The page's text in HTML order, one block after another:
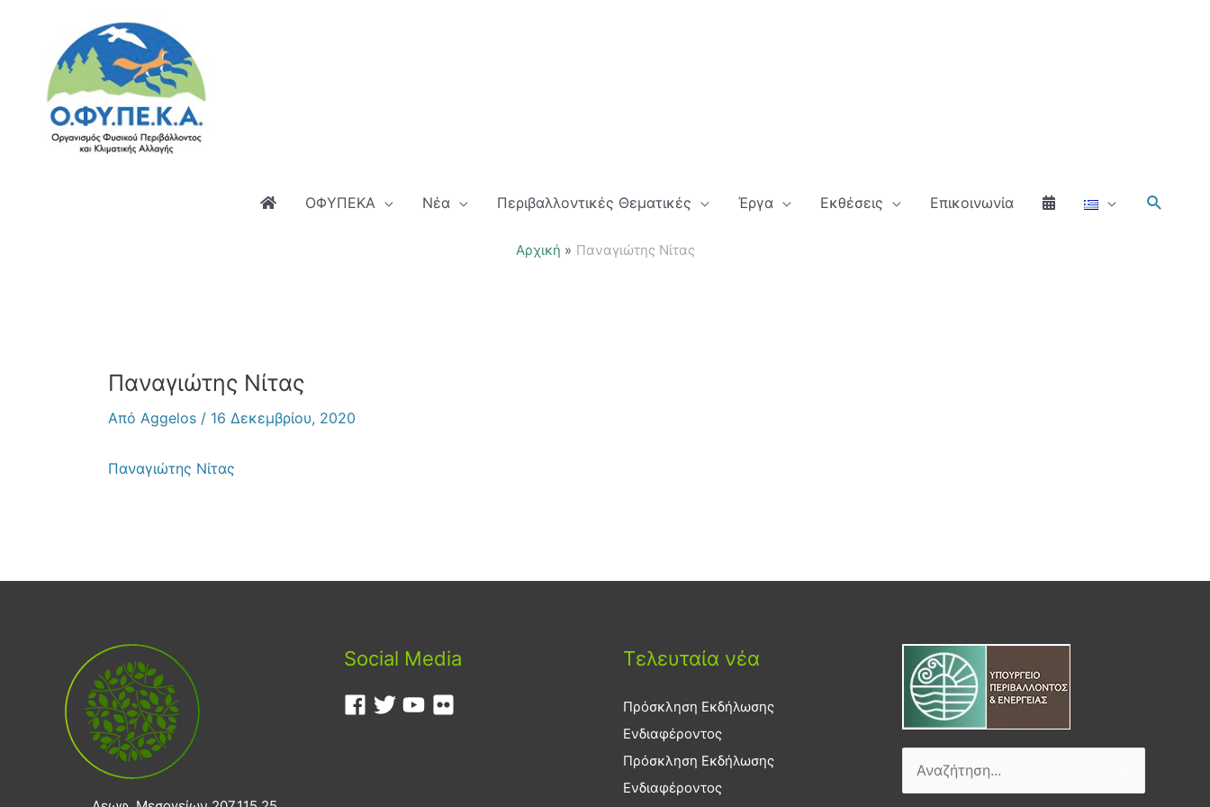
περιεχόμενο
ΟΦΥΠΕΚΑ Νέα Περιβαλλοντικές Θεματικές Έργα Εκθέσεις Επικοινωνία
Αρχική Παναγιώτης Νίτας
Παναγιώτης Νίτας
Από Aggelos / 16 Δεκεμβρίου, 2020
Παναγιώτης Νίτας
Social Media Τελευταία νέα
Πρόσκληση Εκδήλωσης
Ενδιαφέροντος
Πρόσκληση Εκδήλωσης
Ενδιαφέροντος
Αναζήτηση